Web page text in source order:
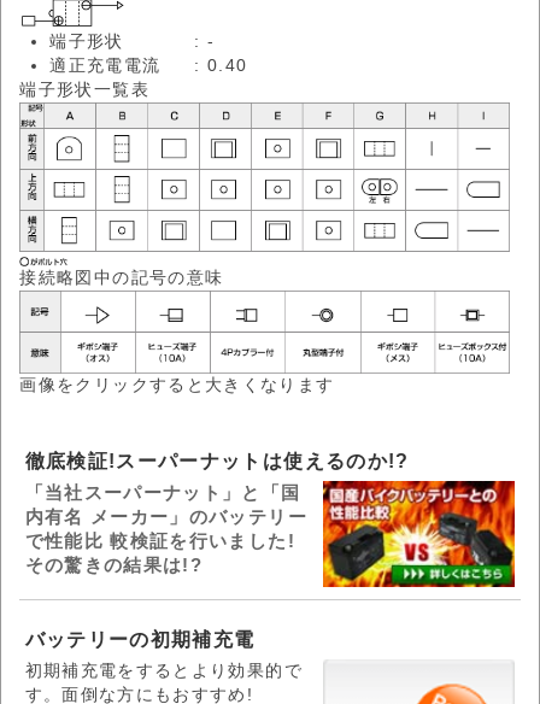
端子形状
: -
適正充電電流
: 0.40
端子形状一覧表
接続略図中の記号の意味
画像をクリックすると大きくなります
徹底検証!スーパーナットは使えるのか!?
「当社スーパーナット」と「国
内有名 メーカー」のバッテリー
で性能比 較検証を行いました!
その驚きの結果は!?
バッテリーの初期補充電
初期補充電をするとより効果的で
す。面倒な方にもおすすめ!